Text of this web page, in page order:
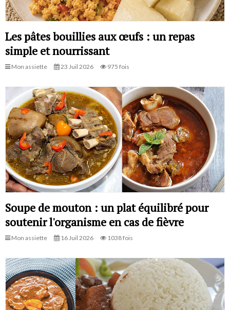
Les pâtes bouillies aux œufs : un repas
simple et nourrissant
Mon assiette 23 Juil 2026 975 fois
Soupe de mouton : un plat équilibré pour
soutenir l'organisme en cas de fièvre
Mon assiette 16 Juil 2026 1038 fois